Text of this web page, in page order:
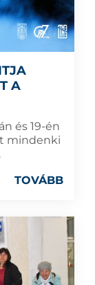
A
és 19-én
mindenki
TOVÁBB